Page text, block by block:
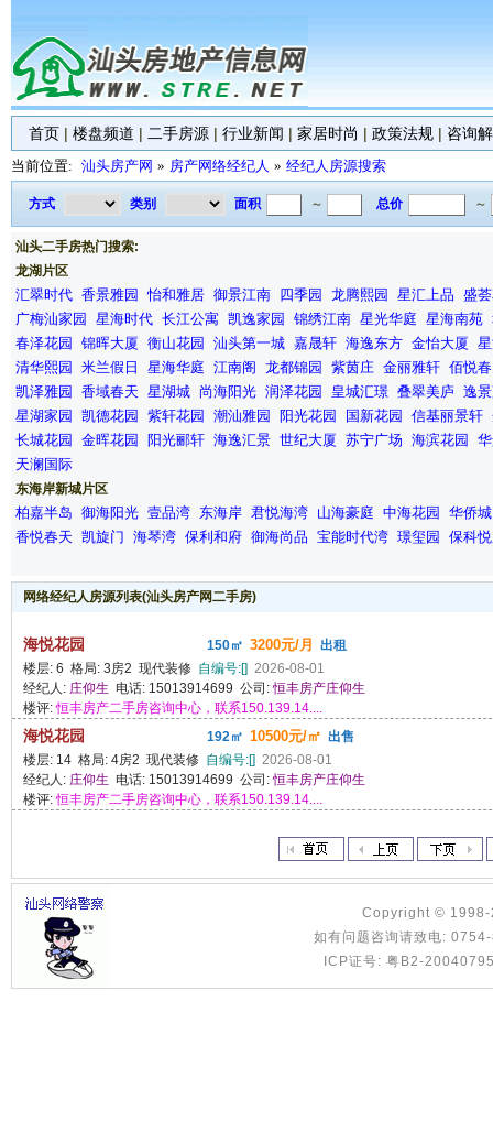
首页 | 楼盘频道 | 二手房源 | 行业新闻 | 家居时尚 | 政策法规 | 咨询
当前位置: 汕头房产网 » 房产网络经纪人 » 经纪人房源搜索
方式 类别 面积 ～ 总价 ～
汕头二手房热门搜索:
龙湖片区
汇翠时代 香景雅园 怡和雅居 御景江南 四季园 龙腾熙园 星汇上品 盛
广梅汕家园
星海时代 长江公寓 凯逸家园 锦绣江南 星光华庭 星海南苑
春泽花园
锦晖大厦 衡山花园 汕头第一城 嘉晟轩 海逸东方 金怡大厦
清华熙园
米兰假日 星海华庭 江南阁 龙都锦园 紫茵庄 金丽雅轩 佰悦
凯泽雅园
香域春天 星湖城 尚海阳光 润泽花园 皇城汇璟 叠翠美庐 逸
星湖家园
凯德花园 紫轩花园 潮汕雅园 阳光花园 国新花园 信基丽景轩
长城花园
金晖花园 阳光郦轩 海逸汇景 世纪大厦 苏宁广场 海滨花园
天澜国际
东海岸新城片区
柏嘉半岛 御海阳光 壹品湾 东海岸 君悦海湾 山海豪庭 中海花园
华侨城
香悦春天 凯旋门 海琴湾 保利和府 御海尚品 宝能时代湾 璟玺园 保科
网络经纪人房源列表(汕头房产网二手房)
海悦花园 150㎡ 3200元/月
出租
楼层: 6 格局: 3房2 现代装修 自编号:[] 2026-08-01
经纪人: 庄仰生 电话: 15013914699 公司:恒丰房产庄仰生
楼评:恒丰房产二手房咨询中心，联系150.139.14....
海悦花园 192㎡ 10500元/㎡ 出售
楼层: 14 格局: 4房2 现代装修 自编号:[] 2026-08-01
经纪人: 庄仰生 电话: 15013914699 公司:恒丰房产庄仰生
楼评:恒丰房产二手房咨询中心，联系150.139.14....
Copyright ©
如有问题咨询请致电:
ICP证号: 粤B2-